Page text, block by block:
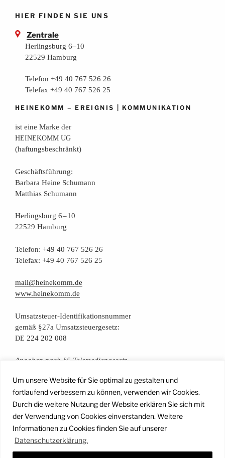
Um unsere Website für Sie optimal zu gestalten und
fortlaufend verbessern zu können, verwenden wir Cookies.
Durch die weitere Nutzung der Website erklären Sie sich mit
der Verwendung von Cookies einverstanden. Weitere
Informationen zu Cookies finden Sie auf unserer
Datenschutzerklärung.
HIER FINDEN SIE UNS
Zentrale
Herlingsburg 6–10
22529 Hamburg
Telefon +49 40 767 526 26
Telefax +49 40 767 526 25
HEINEKOMM –EREIGNIS |KOMMUNIKATION
ist eine Mar­ke der
HEINEKOMM UG
(haf­tungs­be­schränkt)
Geschäfts­füh­rung:
Bar­ba­ra Hei­ne Schumann
Mat­thi­as Schumann
Her­lings­burg 6 – 10
22529 Hamburg
Tele­fon: +49 40 767 526 26
Tele­fax: +49 40 767 526 25
mail@heinekomm.de
www.heinekomm.de
Umsatz­steu­er-Iden­ti­fi­ka­ti­ons­num­mer
gemäß §27a Umsatzsteuergesetz:
DE 224 202 008
Anga­ben nach §5 Telemediengesetz
Daten­schutz­er­klä­rung
FacebookInstagramYouTubeMail